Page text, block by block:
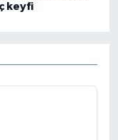
keyfi